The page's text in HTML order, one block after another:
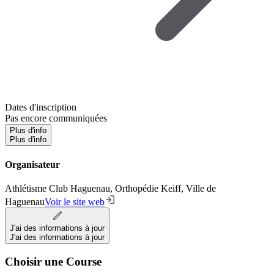
Dates d'inscription
Pas encore communiquées
Plus d'info
Plus d'info
Organisateur
Athlétisme Club Haguenau, Orthopédie Keiff, Ville de
HaguenauVoir le site web
J'ai des informations à jour
J'ai des informations à jour
Choisir une Course